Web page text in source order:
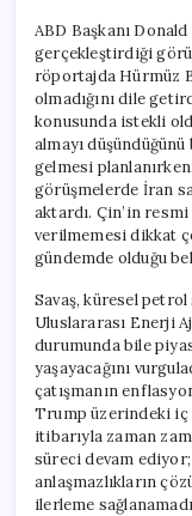
ABD Başkanı
gerçekleştirdiği
röportajda Hürmüz
olmadığını dile
konusunda istekli
almayı
gelmesi
görüşmelerde İran
aktardı. Çin’in
verilmemesi dikkat
gündemde olduğu
Savaş, küresel petrol
Uluslararası Enerji
durumunda bile
yaşayacağını
çatışmanın
Trump üzerindeki iç
itibarıyla zaman
süreci devam
anlaşmazlıkların
ilerleme